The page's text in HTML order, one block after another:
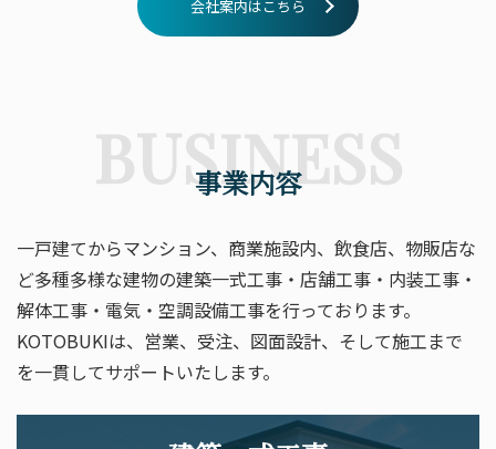
会社案内はこちら
BUSINESS
事業内容
一戸建てからマンション、商業施設内、飲食店、物販店な
ど多種多様な建物の建築一式工事・店舗工事・内装工事・
解体工事・電気・空調設備工事を行っております。
KOTOBUKIは、営業、受注、図面設計、そして施工まで
を一貫してサポートいたします。